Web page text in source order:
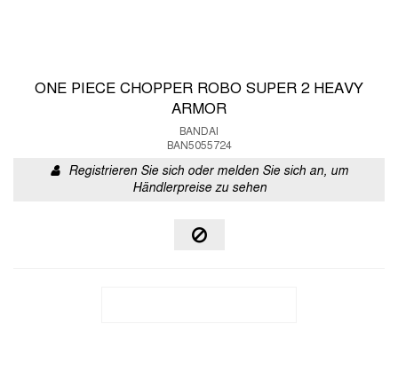
ONE PIECE CHOPPER ROBO SUPER 2 HEAVY
ARMOR
BANDAI
BAN5055724
Registrieren Sie sich oder melden Sie sich an, um
Händlerpreise zu sehen